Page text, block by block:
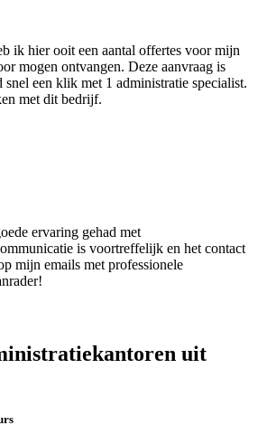
ik hier ooit een aantal offertes voor mijn
mogen ontvangen. Deze aanvraag is
een klik met 1 administratie specialist.
met dit bedrijf.
ervaring gehad met
is voortreffelijk en het contact
mijn emails met professionele
uit